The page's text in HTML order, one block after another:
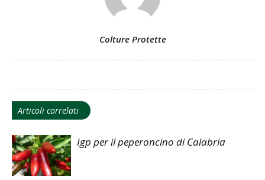
Colture Protette
Articoli correlati
Igp per il peperoncino di Calabria